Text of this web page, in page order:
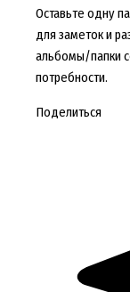
Оставьте одну
для заметок и
альбомы/папки
потребности.
Поделиться